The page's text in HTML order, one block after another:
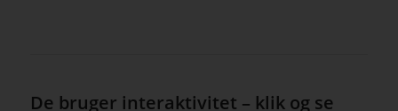
De bruger interaktivitet – klik og se